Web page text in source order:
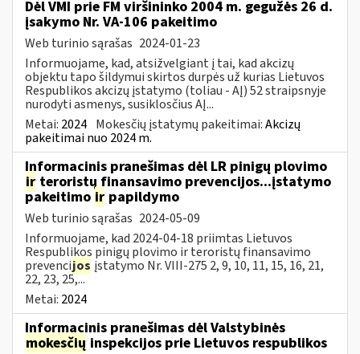
Dėl VMI prie FM viršininko 2004 m. gegužės 26 d.
įsakymo Nr. VA-106 pakeitimo
Web turinio sąrašas 2024-01-23
Informuojame, kad, atsižvelgiant į tai, kad akcizų
objektu tapo šildymui skirtos durpės už kurias Lietuvos
Respublikos akcizų įstatymo (toliau - AĮ) 52 straipsnyje
nurodyti asmenys, susiklosčius AĮ...
Metai: 2024 Mokesčių įstatymų pakeitimai:Akcizų
pakeitimai nuo 2024 m.
Informacinis pranešimas dėl LR pinigų plovimo
ir teroristų finansavimo prevencijos...įstatymo
pakeitimo ir papildymo
Web turinio sąrašas 2024-05-09
Informuojame, kad 2024-04-18 priimtas Lietuvos
Respublikos pinigų plovimo ir teroristų finansavimo
prevencijos įstatymo Nr. VIII-275 2, 9, 10, 11, 15, 16, 21,
22, 23, 25,...
Metai: 2024
Informacinis pranešimas dėl Valstybinės
mokesčių inspekcijos prie Lietuvos respublikos